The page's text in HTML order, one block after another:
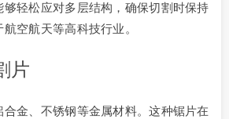
轻松应对多层结构，确保切割时保持
空航天等高科技行业。
片
金、不锈钢等金属材料。这种锯片在